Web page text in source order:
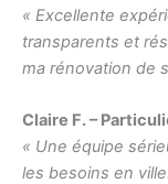
« Excellente
transparents et
ma rénovation de
Claire F. –
« Une équipe
les besoins en